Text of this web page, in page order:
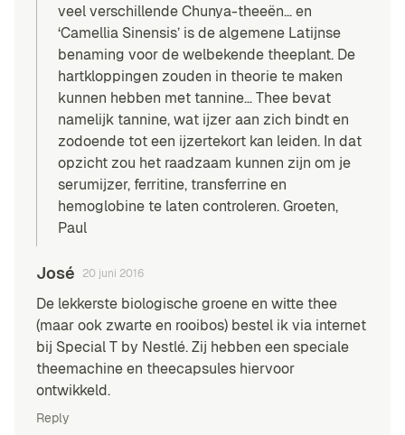
veel verschillende Chunya-theeën… en
‘Camellia Sinensis’ is de algemene Latijnse
benaming voor de welbekende theeplant. De
hartkloppingen zouden in theorie te maken
kunnen hebben met tannine… Thee bevat
namelijk tannine, wat ijzer aan zich bindt en
zodoende tot een ijzertekort kan leiden. In dat
opzicht zou het raadzaam kunnen zijn om je
serumijzer, ferritine, transferrine en
hemoglobine te laten controleren. Groeten,
Paul
José 20 juni 2016
De lekkerste biologische groene en witte thee
(maar ook zwarte en rooibos) bestel ik via internet
bij Special T by Nestlé. Zij hebben een speciale
theemachine en theecapsules hiervoor
ontwikkeld.
Reply